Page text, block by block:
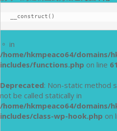
__construct()
。 in
/home/hkmpeaco64/domains/
includes/functions.php on line
Deprecated: Non-static method
not be called statically in
/home/hkmpeaco64/domains/
includes/class-wp-hook.php on